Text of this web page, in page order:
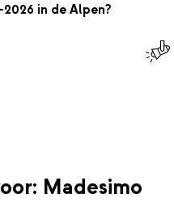
in de Alpen?
Madesimo